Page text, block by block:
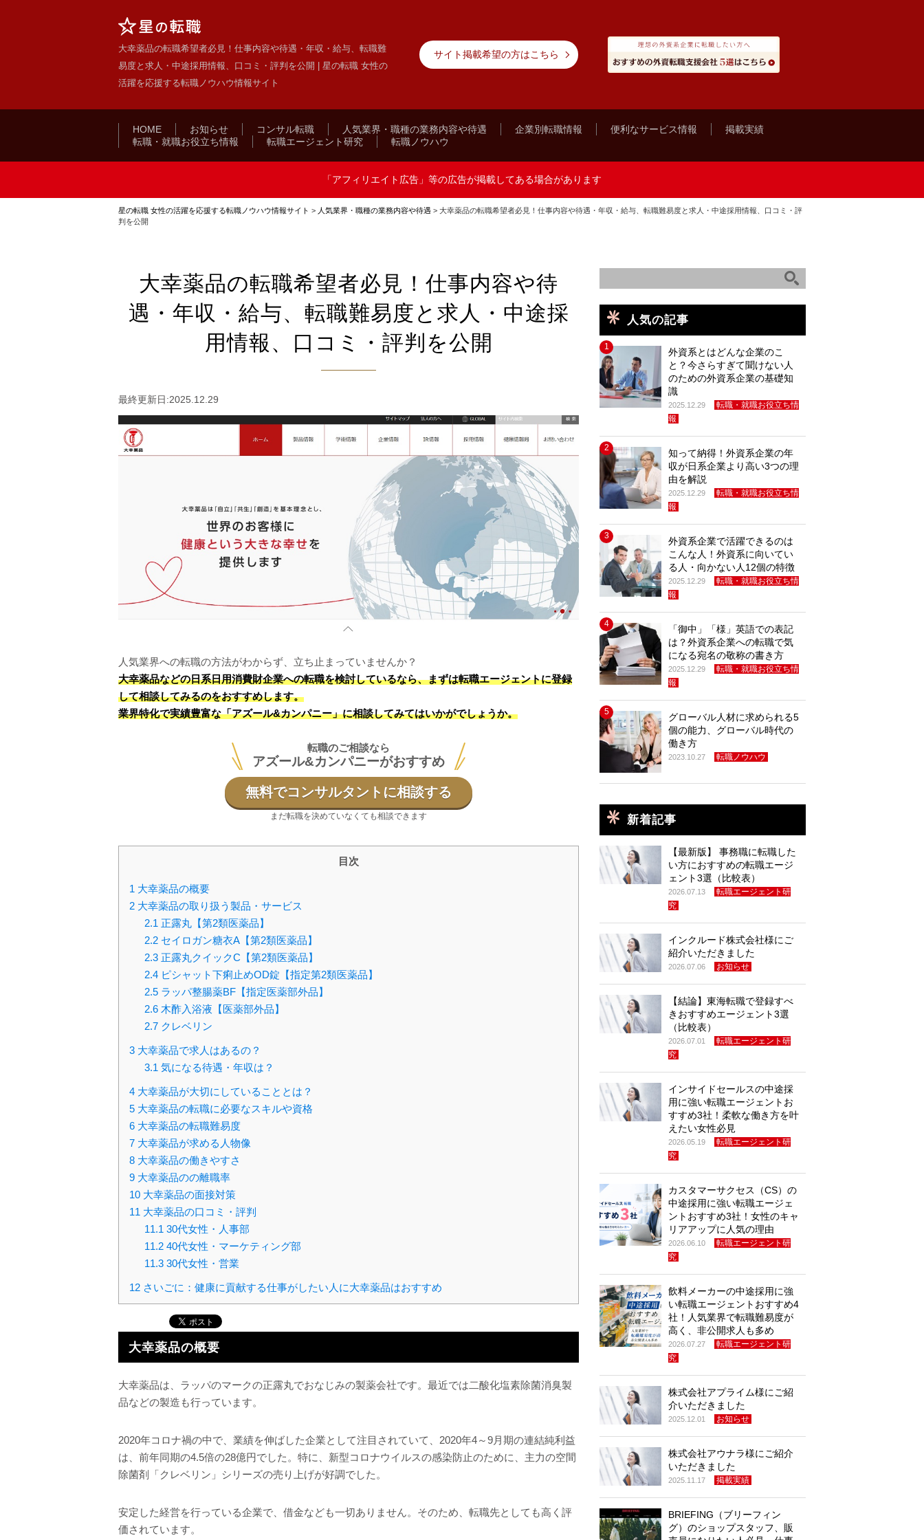
大幸薬品の転職希望者必見！仕事内容や待遇・年収・給与、転職難
易度と求人・中途採用情報、口コミ・評判を公開 | 星の転職 女性の
活躍を応援する転職ノウハウ情報サイト
サイト掲載希望の方はこちら
HOME お知らせ コンサル転職 人気業界・職種の業務内容や待遇 企業別転職情報 便利なサービス情報
掲載実績
転職・就職お役立ち情報
転職エージェント研究 転職ノウハウ
「アフィリエイト広告」等の広告が掲載してある場合があります
星の転職 女性の活躍を応援する転職ノウハウ情報サイト > 人気業界・職種の業務内容や待遇 > 大幸薬品の転職希望者必見！仕事内容や待遇・年収・給与、転職難易度と求人・中途採用情報、口コミ・評
判を公開
大幸薬品の転職希望者必見！仕事内容や待
遇・年収・給与、転職難易度と求人・中途採
用情報、口コミ・評判を公開
最終更新日:2025.12.29
人気業界への転職の方法がわからず、立ち止まっていませんか？
大幸薬品などの日系日用消費財企業への転職を検討しているなら、まずは転職エージェントに登録
して相談してみるのをおすすめします。
業界特化で実績豊富な「アズール&カンパニー」に相談してみてはいかがでしょうか。
転職のご相談なら
アズール&カンパニーがおすすめ
無料でコンサルタントに相談する
まだ転職を決めていなくても相談できます
目次
1 大幸薬品の概要
2 大幸薬品の取り扱う製品・サービス
2.1 正露丸【第2類医薬品】
2.2セイロガン糖衣A【第2類医薬品】
2.3正露丸クイックC【第2類医薬品】
2.4ピシャット下痢止めOD錠【指定第2類医薬品】
2.5ラッパ整腸薬BF【指定医薬部外品】
2.6木酢入浴液【医薬部外品】
2.7クレベリン
3 大幸薬品で求人はあるの？
3.1 気になる待遇・年収は？
4 大幸薬品が大切にしていることとは？
5 大幸薬品の転職に必要なスキルや資格
6 大幸薬品の転職難易度
7 大幸薬品が求める人物像
8 大幸薬品の働きやすさ
9 大幸薬品のの離職率
10 大幸薬品の面接対策
11 大幸薬品の口コミ・評判
11.1 30代女性・人事部
11.240代女性・マーケティング部
11.330代女性・営業
12 さいごに：健康に貢献する仕事がしたい人に大幸薬品はおすすめ
大幸薬品の概要
大幸薬品は、ラッパのマークの正露丸でおなじみの製薬会社です。最近では二酸化塩素除菌消臭製
品などの製造も行っています。
2020年コロナ禍の中で、業績を伸ばした企業として注目されていて、2020年4～9月期の連結純利益
は、前年同期の4.5倍の28億円でした。特に、新型コロナウイルスの感染防止のために、主力の空間
除菌剤「クレベリン」シリーズの売り上げが好調でした。
安定した経営を行っている企業で、借金なども一切ありません。そのため、転職先としても高く評
価されています。
人気の記事
1
外資系とはどんな企業のこ
と？今さらすぎて聞けない人
のための外資系企業の基礎知
識
2025.12.29
転職・就職お役立ち情
報
2
知って納得！外資系企業の年
収が日系企業より高い3つの理
由を解説
2025.12.29
転職・就職お役立ち情
報
3
外資系企業で活躍できるのは
こんな人！外資系に向いてい
る人・向かない人12個の特徴
2025.12.29
転職・就職お役立ち情
報
4
「御中」「様」英語での表記
は？外資系企業への転職で気
になる宛名の敬称の書き方
2025.12.29
転職・就職お役立ち情
報
5
グローバル人材に求められる5
個の能力、グローバル時代の
働き方
2023.10.27 転職ノウハウ
新着記事
【最新版】 事務職に転職した
い方におすすめの転職エージ
ェント3選（比較表）
2026.07.13
転職エージェント研
究
インクルード株式会社様にご
紹介いただきました
2026.07.06 お知らせ
【結論】東海転職で登録すべ
きおすすめエージェント3選
（比較表）
2026.07.01
転職エージェント研
究
インサイドセールスの中途採
用に強い転職エージェントお
すすめ3社！柔軟な働き方を叶
えたい女性必見
2026.05.19
転職エージェント研
究
カスタマーサクセス（CS）の
中途採用に強い転職エージェ
ントおすすめ3社！女性のキャ
リアアップに人気の理由
2026.06.10
転職エージェント研
究
飲料メーカーの中途採用に強
い転職エージェントおすすめ4
社！人気業界で転職難易度が
高く、非公開求人も多め
2026.07.27
転職エージェント研
究
株式会社アプライム様にご紹
介いただきました
2025.12.01 お知らせ
株式会社アウナラ様にご紹介
いただきました
2025.11.17 掲載実績
BRIEFING（ブリーフィン
グ）のショップスタッフ、販